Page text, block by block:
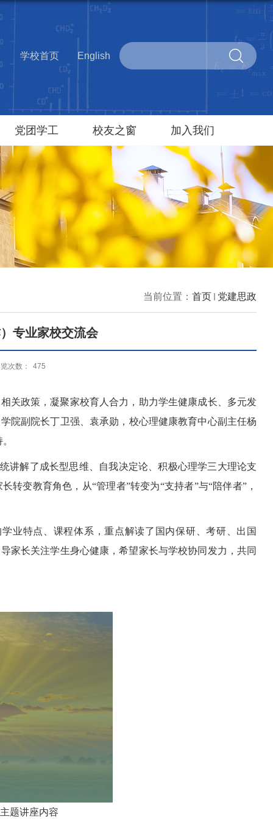
学校首页 English
党团学工 校友之窗 加入我们
当前位置：首页 党建思政
专业家校交流会
次数： 475
关政策，凝聚家校育人合力，助力学生健康成长、多元发
院副院长丁卫强、袁承勋，校心理健康教育中心副主任杨
讲解了成长型思维、自我决定论、积极心理学三大理论支
变教育角色，从“管理者”转变为“支持者”与“陪伴者”，
业特点、课程体系，重点解读了国内保研、考研、出国
家长关注学生身心健康，希望家长与学校协同发力，共同
题讲座内容